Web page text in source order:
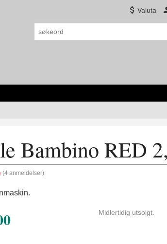
Valuta
Bambino RED
(4 anmeldelser)
Midlertidig utsolgt.